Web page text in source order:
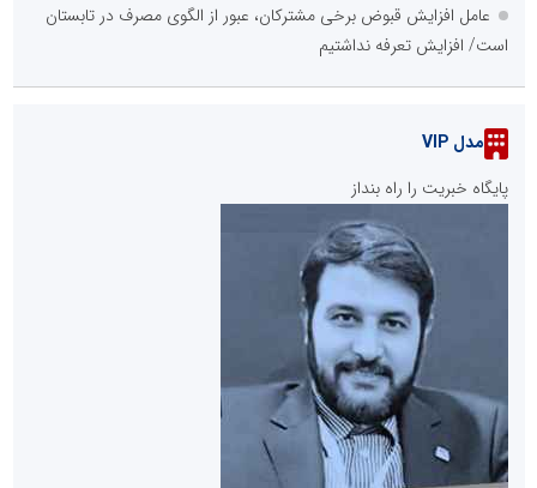
عامل افزایش قبوض برخی مشترکان، عبور از الگوی مصرف در تابستان
است/ افزایش تعرفه نداشتیم
مدل VIP
پایگاه خبریت را راه بنداز